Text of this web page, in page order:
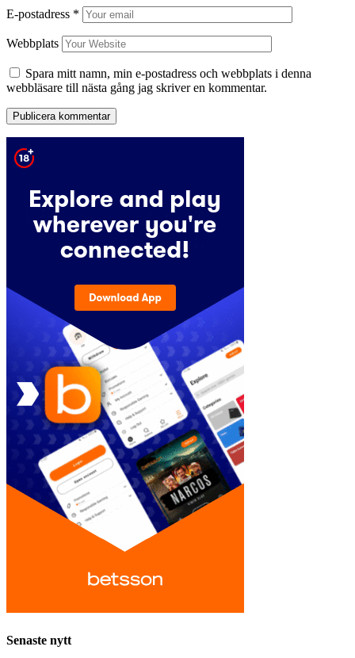
E-postadress *
Webbplats
Spara mitt namn, min e-postadress och webbplats i denna
webbläsare till nästa gång jag skriver en kommentar.
Senaste nytt